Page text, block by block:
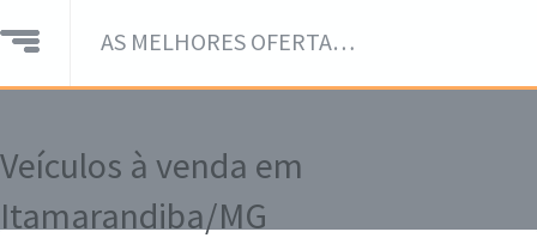
AS MELHORES OFERTAS DE VEÍCULOS EM UM SÓ LUGAR!
Veículos à venda em
Itamarandiba/MG